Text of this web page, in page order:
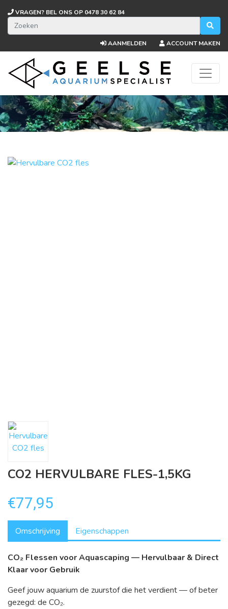
VRAGEN? BEL ONS OP 0478 30 62 84
AANMELDEN ACCOUNT MAKEN
CO2 HERVULBARE FLES-1,5KG
€77,95
Omschrijving Eigenschappen
CO₂ Flessen voor Aquascaping — Hervulbaar & Direct
Klaar voor Gebruik
Geef jouw aquarium de zuurstof die het verdient — of beter
gezegd: de CO₂.